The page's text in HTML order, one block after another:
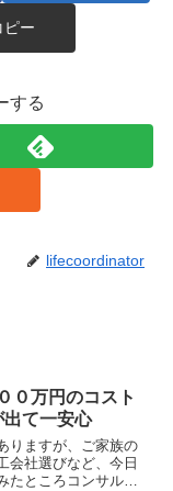
ピー
する
lifecoordinator
出て一安心
りますが、ご家族の
会社選びなど、今日
たところコンサルテ